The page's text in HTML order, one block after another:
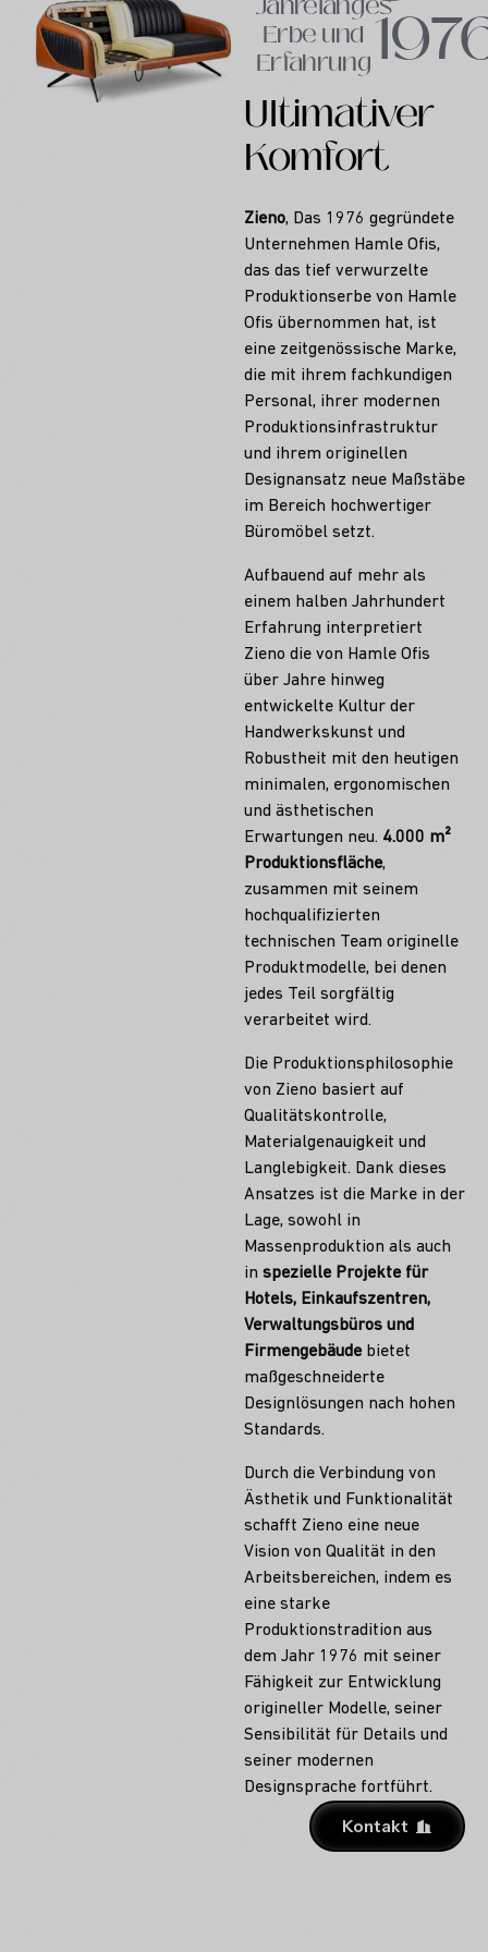
Erbe und
Erfahrung
Ultimativer
Komfort
Zieno, Das 1976 gegründete
Unternehmen Hamle Ofis,
das das tief verwurzelte
Produktionserbe von Hamle
Ofis übernommen hat, ist
eine zeitgenössische Marke,
die mit ihrem fachkundigen
Personal, ihrer modernen
Produktionsinfrastruktur
und ihrem originellen
Designansatz neue Maßstäbe
im Bereich hochwertiger
Büromöbel setzt.
Aufbauend auf mehr als
einem halben Jahrhundert
Erfahrung interpretiert
Zieno die von Hamle Ofis
über Jahre hinweg
entwickelte Kultur der
Handwerkskunst und
Robustheit mit den heutigen
minimalen, ergonomischen
und ästhetischen
Erwartungen neu. 4.000 m²
Produktionsfläche,
zusammen mit seinem
hochqualifizierten
technischen Team originelle
Produktmodelle, bei denen
jedes Teil sorgfältig
verarbeitet wird.
Die Produktionsphilosophie
von Zieno basiert auf
Qualitätskontrolle,
Materialgenauigkeit und
Langlebigkeit. Dank dieses
Ansatzes ist die Marke in der
Lage, sowohl in
Massenproduktion als auch
in spezielle Projekte für
Hotels, Einkaufszentren,
Verwaltungsbüros und
Firmengebäudebietet
maßgeschneiderte
Designlösungen nach hohen
Standards.
Durch die Verbindung von
Ästhetik und Funktionalität
schafft Zieno eine neue
Vision von Qualität in den
Arbeitsbereichen, indem es
eine starke
Produktionstradition aus
dem Jahr 1976 mit seiner
Fähigkeit zur Entwicklung
origineller Modelle, seiner
Sensibilität für Details und
seiner modernen
Designsprache fortführt.
Kontakt